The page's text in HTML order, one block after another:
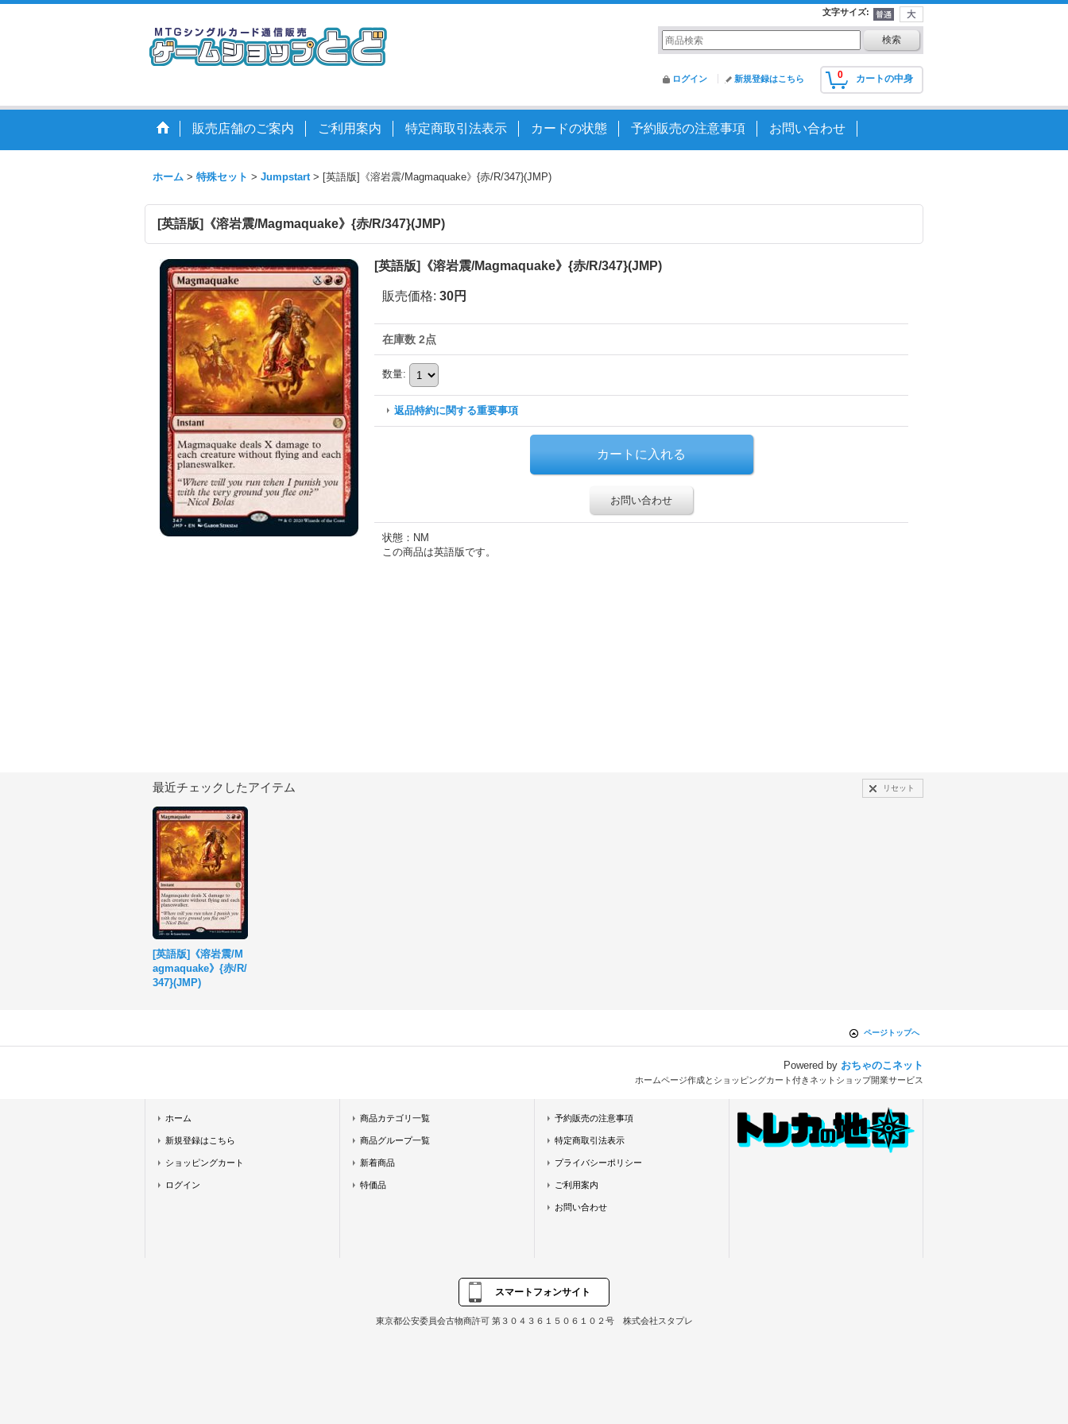
文字サイズ:
0 カートの中身
ログイン 新規登録はこちら
販売店舗のご案内 ご利用案内 特定商取引法表示 カードの状態 予約販売の注意事項 お問い合わせ
ホーム > 特殊セット > Jumpstart > [英語版]《溶岩震/Magmaquake》{赤/R/347}(JMP)
[英語版]《溶岩震/Magmaquake》{赤/R/347}(JMP)
[英語版]《溶岩震/Magmaquake》{赤/R/347}(JMP)
販売価格: 30円
在庫数 2点
数量:
返品特約に関する重要事項
お問い合わせ
状態：NM
この商品は英語版です。
最近チェックしたアイテム リセット
[英語版]《溶岩震/M
agmaquake》{赤/R/
347}(JMP)
ページトップへ
Powered by おちゃのこネット
ホームページ作成とショッピングカート付きネットショップ開業サービス
ホーム
新規登録はこちら
ショッピングカート
ログイン
商品カテゴリ一覧
商品グループ一覧
新着商品
特価品
予約販売の注意事項
特定商取引法表示
プライバシーポリシー
ご利用案内
お問い合わせ
スマートフォンサイト
東京都公安委員会古物商許可 第３０４３６１５０６１０２号 株式会社スタプレ